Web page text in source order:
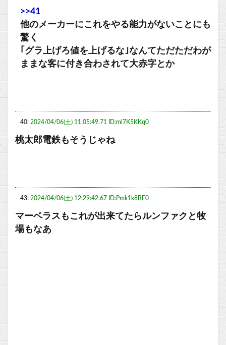
>>41
他のメーカーにこれをやる能力がないことにも
驚く
｢グラ上げろ値を上げるな｣なんてただただわが
ままな客に付き合わされて大赤字とか
40: 2024/04/06(土) 11:05:49.71 ID:ml7K5KKq0
桃太郎電鉄もそうじゃね
43: 2024/04/06(土) 12:29:42.67 ID:Pmk1k8BE0
マーベラスもこれが出来てたらルンファクと牧
場もなあ